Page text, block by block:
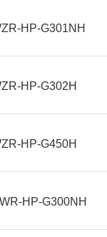
HP-G301NH
HP-G302H
HP-G450H
HP-G300NH